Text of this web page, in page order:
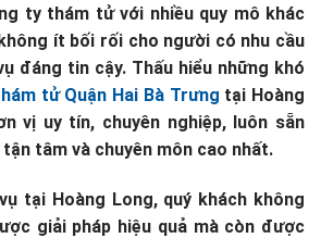
ty thám tử với nhiều quy mô khác
ít bối rối cho người có nhu cầu
đáng tin cậy. Thấu hiểu những khó
tử Quận Hai Bà Trưng tại Hoàng
vị uy tín, chuyên nghiệp, luôn sẵn
tâm và chuyên môn cao nhất.
tại Hoàng Long, quý khách không
giải pháp hiệu quả mà còn được